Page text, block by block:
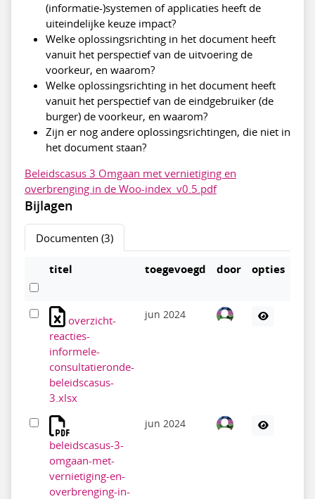
(informatie-)systemen of applicaties heeft de
uiteindelijke keuze impact?
Welke oplossingsrichting in het document heeft
vanuit het perspectief van de uitvoering de
voorkeur, en waarom?
Welke oplossingsrichting in het document heeft
vanuit het perspectief van de eindgebruiker (de
burger) de voorkeur, en waarom?
Zijn er nog andere oplossingsrichtingen, die niet in
het document staan?
Beleidscasus 3 Omgaan met vernietiging en
overbrenging in de Woo-index_v0.5.pdf
Bijlagen
Documenten (3)
titel toegevoegd door opties
overzicht-
reacties-
informele-
consultatieronde-
beleidscasus-
3.xlsx
jun 2024
beleidscasus-3-
omgaan-met-
vernietiging-en-
overbrenging-in-
jun 2024